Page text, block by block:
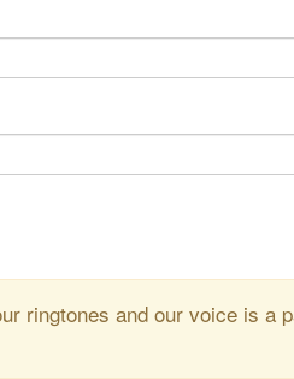
ringtones and our voice is a